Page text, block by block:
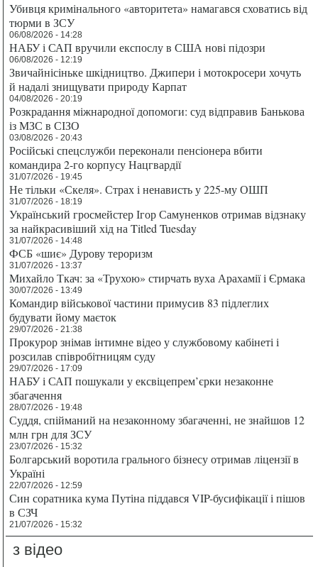
Убивця кримінального «авторитета» намагався сховатись від
тюрми в ЗСУ
06/08/2026 - 14:28
НАБУ і САП вручили експослу в США нові підозри
06/08/2026 - 12:19
Звичайнісіньке шкідництво. Джипери і мотокросери хочуть
й надалі знищувати природу Карпат
04/08/2026 - 20:19
Розкрадання міжнародної допомоги: суд відправив Банькова
із МЗС в СІЗО
03/08/2026 - 20:43
Російські спецслужби переконали пенсіонера вбити
командира 2-го корпусу Нацгвардії
31/07/2026 - 19:45
Не тільки «Скеля». Страх і ненависть у 225-му ОШП
31/07/2026 - 18:19
Український гросмейстер Ігор Самуненков отримав відзнаку
за найкрасивіший хід на Titled Tuesday
31/07/2026 - 14:48
ФСБ «шиє» Дурову тероризм
31/07/2026 - 13:37
Михайло Ткач: за «Трухою» стирчать вуха Арахамії і Єрмака
30/07/2026 - 13:49
Командир військової частини примусив 83 підлеглих
будувати йому маєток
29/07/2026 - 21:38
Прокурор знімав інтимне відео у службовому кабінеті і
розсилав співробітницям суду
29/07/2026 - 17:09
НАБУ і САП пошукали у ексвіцепрем’єрки незаконне
збагачення
28/07/2026 - 19:48
Суддя, спійманий на незаконному збагаченні, не знайшов 12
млн грн для ЗСУ
23/07/2026 - 15:32
Болгарський воротила грального бізнесу отримав ліцензії в
Україні
22/07/2026 - 12:59
Син соратника кума Путіна піддався VIP-бусифікації і пішов
в СЗЧ
21/07/2026 - 15:32
з відео